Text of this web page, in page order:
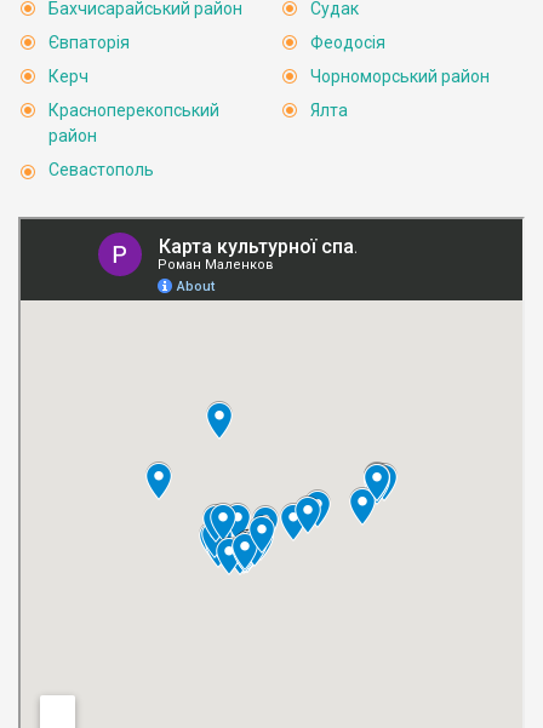
Бахчисарайський район
Євпаторія
Керч
Красноперекопський
район
Севастополь
Судак
Феодосія
Чорноморський район
Ялта